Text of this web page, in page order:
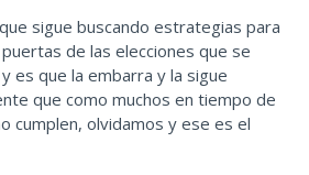
sigue buscando estrategias para
de las elecciones que se
es que la embarra y la sigue
que como muchos en tiempo de
cumplen, olvidamos y ese es el